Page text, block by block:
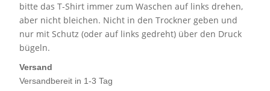
bitte das T-Shirt immer zum Waschen auf links drehen,
aber nicht bleichen. Nicht in den Trockner geben und
nur mit Schutz (oder auf links gedreht) über den Druck
bügeln.
Versand
Versandbereit in 1-3 Tag